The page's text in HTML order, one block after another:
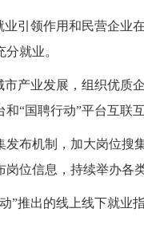
引领作用和民营企
就业。
产业发展，组织优
“国聘行动”平台互联
布机制，加大岗位
位信息，持续举办各
”推出的线上线下就